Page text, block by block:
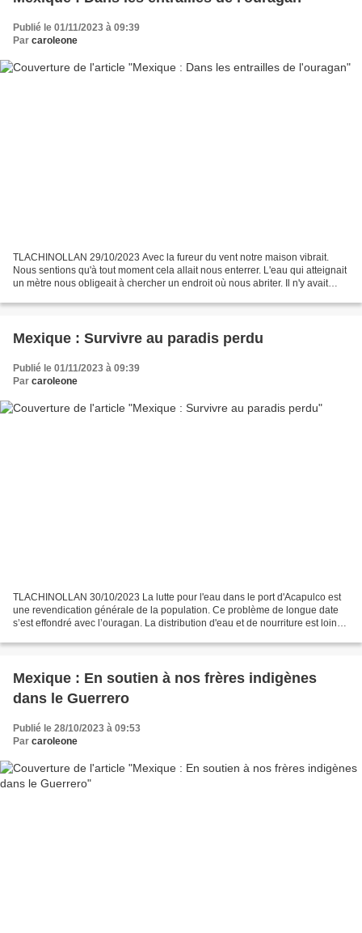
Publié le 01/11/2023 à 09:39
Par caroleone
TLACHINOLLAN 29/10/2023 Avec la fureur du vent notre maison vibrait.
Nous sentions qu'à tout moment cela allait nous enterrer. L'eau qui atteignait
un mètre nous obligeait à chercher un endroit où nous abriter. Il n'y avait
Mexique : Survivre au paradis perdu
Publié le 01/11/2023 à 09:39
Par caroleone
TLACHINOLLAN 30/10/2023 La lutte pour l'eau dans le port d'Acapulco est
une revendication générale de la population. Ce problème de longue date
s’est effondré avec l’ouragan. La distribution d'eau et de nourriture est loin
Mexique : En soutien à nos frères indigènes
dans le Guerrero
Publié le 28/10/2023 à 09:53
Par caroleone